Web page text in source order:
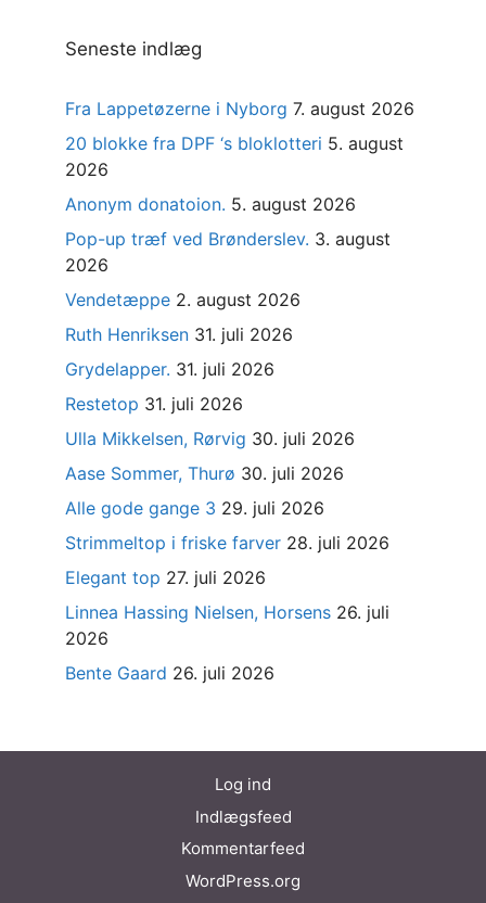
Seneste indlæg
Fra Lappetøzerne i Nyborg 7. august 2026
20 blokke fra DPF ‘s bloklotteri 5. august
2026
Anonym donatoion. 5. august 2026
Pop-up træf ved Brønderslev. 3. august
2026
Vendetæppe 2. august 2026
Ruth Henriksen 31. juli 2026
Grydelapper. 31. juli 2026
Restetop 31. juli 2026
Ulla Mikkelsen, Rørvig 30. juli 2026
Aase Sommer, Thurø 30. juli 2026
Alle gode gange 3 29. juli 2026
Strimmeltop i friske farver 28. juli 2026
Elegant top 27. juli 2026
Linnea Hassing Nielsen, Horsens 26. juli
2026
Bente Gaard 26. juli 2026
Log ind
Indlægsfeed
Kommentarfeed
WordPress.org